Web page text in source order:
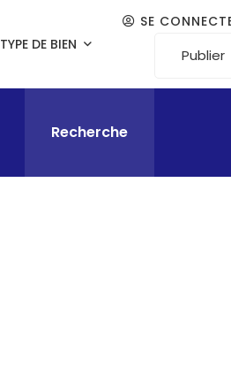
TYPE DE BIEN
SE
Publier
Recherche